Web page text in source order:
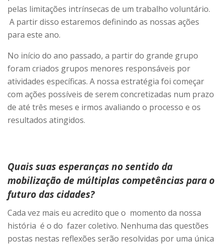
pelas limitações intrínsecas de um trabalho voluntário.
A partir disso estaremos definindo as nossas ações
para este ano.
No início do ano passado, a partir do grande grupo
foram criados grupos menores responsáveis por
atividades específicas. A nossa estratégia foi começar
com ações possíveis de serem concretizadas num prazo
de até três meses e irmos avaliando o processo e os
resultados atingidos.
Quais suas esperanças no sentido da
mobilização de múltiplas competências para o
futuro das cidades?
Cada vez mais eu acredito que o momento da nossa
história é o do fazer coletivo. Nenhuma das questões
postas nestas reflexões serão resolvidas por uma única